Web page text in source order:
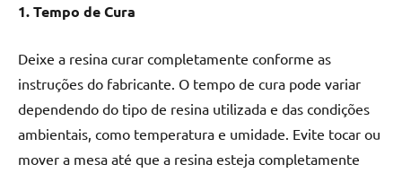
1. Tempo de Cura
Deixe a resina curar completamente conforme as
instruções do fabricante. O tempo de cura pode variar
dependendo do tipo de resina utilizada e das condições
ambientais, como temperatura e umidade. Evite tocar ou
mover a mesa até que a resina esteja completamente